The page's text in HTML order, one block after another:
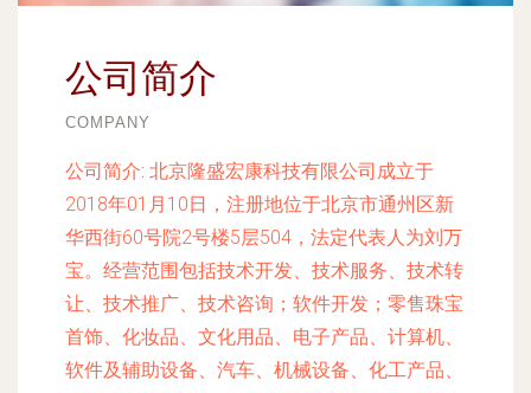
公司简介
COMPANY
公司简介: 北京隆盛宏康科技有限公司成立于
2018年01月10日，注册地位于北京市通州区新
华西街60号院2号楼5层504，法定代表人为刘万
宝。经营范围包括技术开发、技术服务、技术转
让、技术推广、技术咨询；软件开发；零售珠宝
首饰、化妆品、文化用品、电子产品、计算机、
软件及辅助设备、汽车、机械设备、化工产品、